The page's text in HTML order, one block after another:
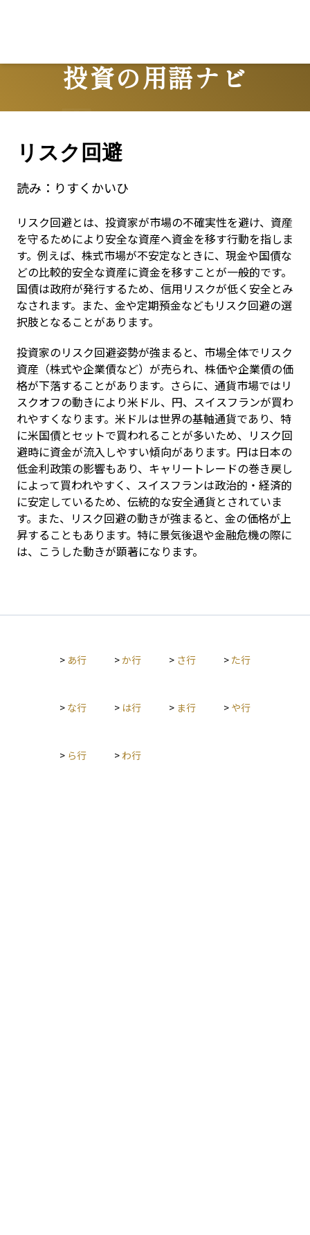
投資の用語ナビ
Terms
リスク回避
読み： りすくかいひ
リスク回避とは、投資家が市場の不確実性を避け、資産
を守るためにより安全な資産へ資金を移す行動を指しま
す。例えば、株式市場が不安定なときに、現金や国債な
どの比較的安全な資産に資金を移すことが一般的です。
国債は政府が発行するため、信用リスクが低く安全とみ
なされます。また、金や定期預金などもリスク回避の選
択肢となることがあります。
投資家のリスク回避姿勢が強まると、市場全体でリスク
資産（株式や企業債など）が売られ、株価や企業債の価
格が下落することがあります。さらに、通貨市場ではリ
スクオフの動きにより米ドル、円、スイスフランが買わ
れやすくなります。米ドルは世界の基軸通貨であり、特
に米国債とセットで買われることが多いため、リスク回
避時に資金が流入しやすい傾向があります。円は日本の
低金利政策の影響もあり、キャリートレードの巻き戻し
によって買われやすく、スイスフランは政治的・経済的
に安定しているため、伝統的な安全通貨とされていま
す。また、リスク回避の動きが強まると、金の価格が上
昇することもあります。特に景気後退や金融危機の際に
は、こうした動きが顕著になります。
> あ行 >か行 > さ行 > た行
> な行 > は行 > ま行 > や行
> ら行 > わ行